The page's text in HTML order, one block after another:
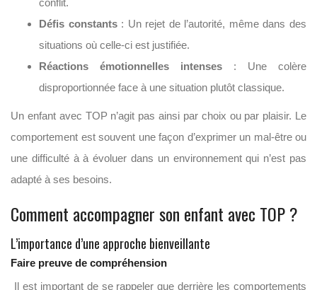
Défis constants: Un rejet de l’autorité, même dans des
situations où celle-ci est justifiée.
Réactions émotionnelles intenses : Une colère
disproportionnée face à une situation plutôt classique.
Un enfant avec TOP n’agit pas ainsi par choix ou par plaisir. Le
comportement est souvent une façon d’exprimer un mal-être ou
une difficulté à à évoluer dans un environnement qui n’est pas
adapté à ses besoins.
Comment accompagner son enfant avec TOP ?
L’importance d’une approche bienveillante
Faire preuve de compréhension
Il est important de se rappeler que derrière les comportements